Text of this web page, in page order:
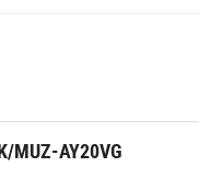
MUZ-AY20VG